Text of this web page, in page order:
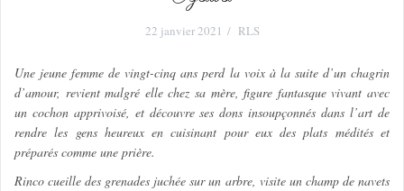
22 janvier 2021 RLS
Une jeune femme de vingt-cinq ans perd la voix à la suite d’un chagrin
d’amour, revient malgré elle chez sa mère, figure fantasque vivant avec
un cochon apprivoisé, et découvre ses dons insoupçonnés dans l’art de
rendre les gens heureux en cuisinant pour eux des plats médités et
préparés comme une prière.
Rinco cueille des grenades juchée sur un arbre, visite un champ de navets